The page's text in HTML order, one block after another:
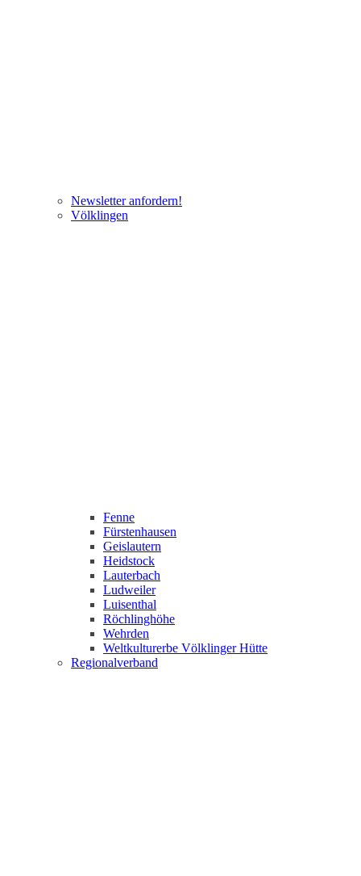
Newsletter anfordern!
Völklingen
Fenne
Fürstenhausen
Geislautern
Heidstock
Lauterbach
Ludweiler
Luisenthal
Röchlinghöhe
Wehrden
Weltkulturerbe Völklinger Hütte
Regionalverband